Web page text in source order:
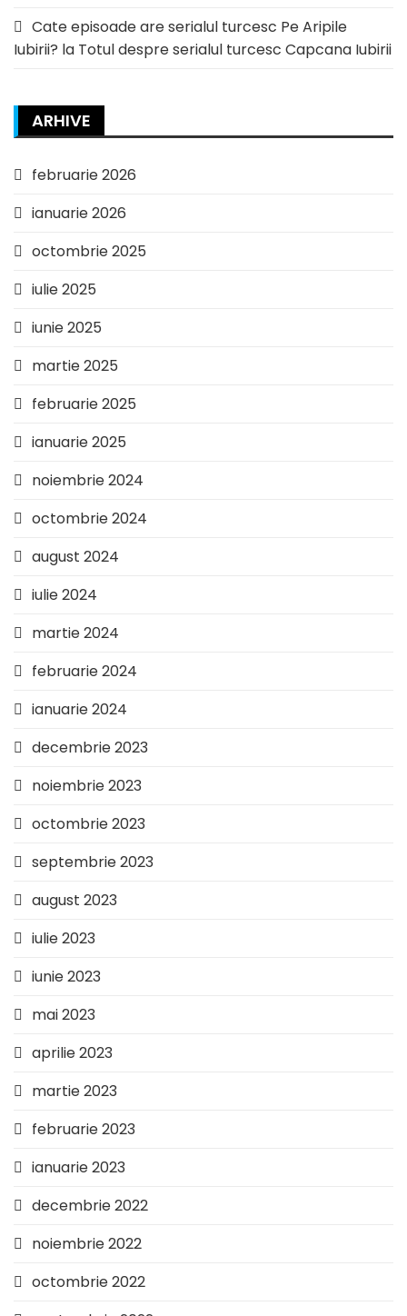
Cate episoade are serialul turcesc Pe Aripile
Iubirii? la Totul despre serialul turcesc Capcana Iubirii
ARHIVE
februarie 2026
ianuarie 2026
octombrie 2025
iulie 2025
iunie 2025
martie 2025
februarie 2025
ianuarie 2025
noiembrie 2024
octombrie 2024
august 2024
iulie 2024
martie 2024
februarie 2024
ianuarie 2024
decembrie 2023
noiembrie 2023
octombrie 2023
septembrie 2023
august 2023
iulie 2023
iunie 2023
mai 2023
aprilie 2023
martie 2023
februarie 2023
ianuarie 2023
decembrie 2022
noiembrie 2022
octombrie 2022